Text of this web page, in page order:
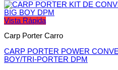
Vista Rápida
Carp Porter Carro
CARP PORTER POWER
BOY/TRI-PORTER DPM